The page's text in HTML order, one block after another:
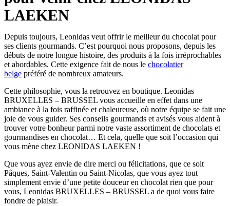
LAEKEN
Depuis toujours, Leonidas veut offrir le meilleur du chocolat pour
ses clients gourmands. C’est pourquoi nous proposons, depuis les
débuts de notre longue histoire, des produits à la fois irréprochables
et abordables. Cette exigence fait de nous le chocolatier
belge préféré de nombreux amateurs.
Cette philosophie, vous la retrouvez en boutique. Leonidas
BRUXELLES – BRUSSEL vous accueille en effet dans une
ambiance à la fois raffinée et chaleureuse, où notre équipe se fait une
joie de vous guider. Ses conseils gourmands et avisés vous aident à
trouver votre bonheur parmi notre vaste assortiment de chocolats et
gourmandises en chocolat… Et cela, quelle que soit l’occasion qui
vous mène chez LEONIDAS LAEKEN !
Que vous ayez envie de dire merci ou félicitations, que ce soit
Pâques, Saint-Valentin ou Saint-Nicolas, que vous ayez tout
simplement envie d’une petite douceur en chocolat rien que pour
vous, Leonidas BRUXELLES – BRUSSEL a de quoi vous faire
fondre de plaisir.